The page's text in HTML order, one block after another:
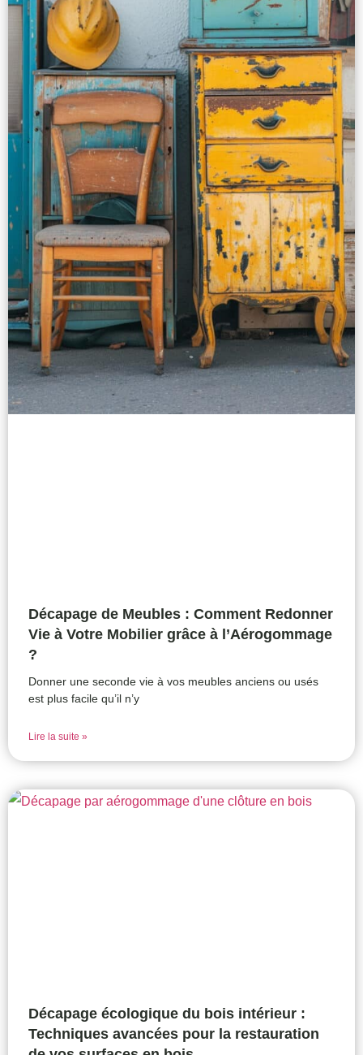
Décapage de Meubles : Comment Redonner
Vie à Votre Mobilier grâce à l’Aérogommage
?
Donner une seconde vie à vos meubles anciens ou usés
est plus facile qu’il n’y
Lire la suite »
Décapage écologique du bois intérieur :
Techniques avancées pour la restauration